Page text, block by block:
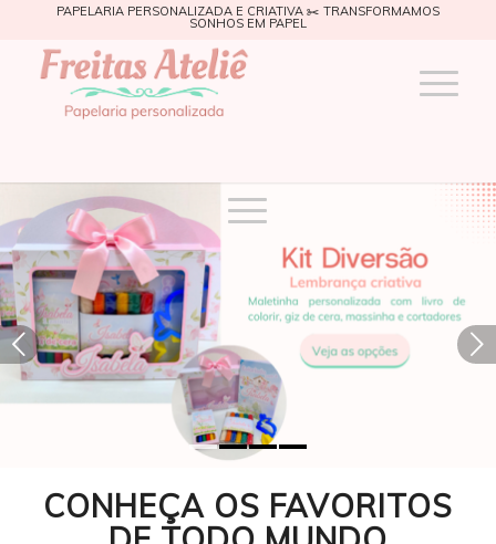
PAPELARIA PERSONALIZADA E CRIATIVA ✂️ TRANSFORMAMOS
SONHOS EM PAPEL
Próximo
CONHEÇA OS FAVORITOS